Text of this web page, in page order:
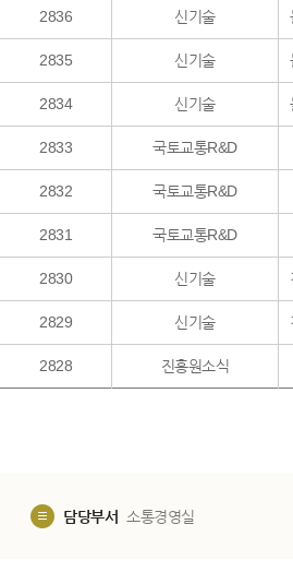
2836 신기술
2835 신기술
2834 신기술
2833 국토교통R&D
2832 국토교통R&D
2831 국토교통R&D
2830 신기술
2829 신기술
2828 진흥원소식
담당부서 소통경영실